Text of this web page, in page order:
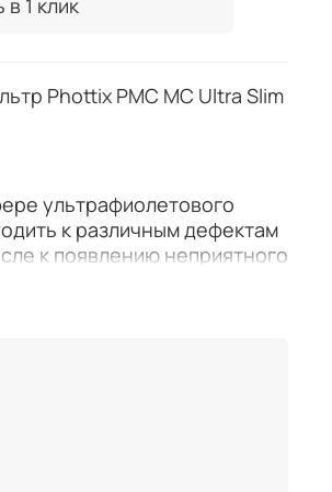
в 1 клик
Phottix PMC MC Ultra Slim
ультрафиолетового
к различным дефектам
к появлению неприятного
и снижению резкости
ультрафиолетовые